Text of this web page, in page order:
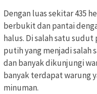
Dengan luas sekitar 435
berbukit dan pantai
halus. Di salah satu
putih yang menjadi salah
dan banyak dikunjungi
banyak terdapat warung
minuman.